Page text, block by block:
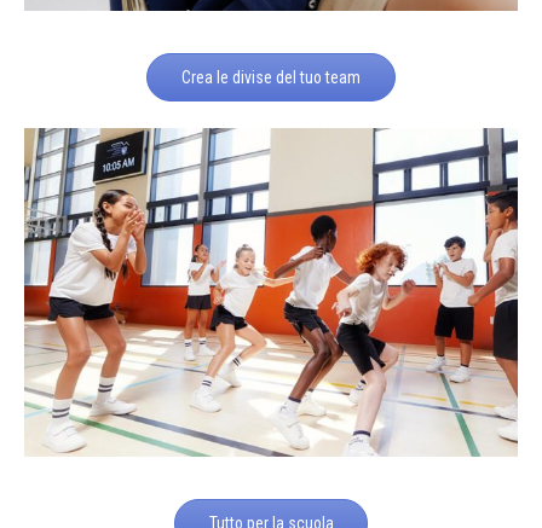
Crea le divise del tuo team
Tutto per la scuola